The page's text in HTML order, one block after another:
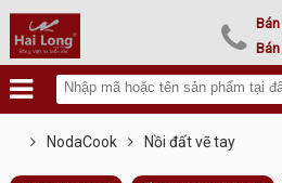
Lư hoá vàng
NodaCook Nồi đất vẽ tay